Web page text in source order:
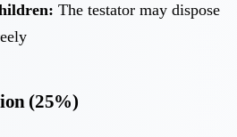
The testator may dispose
(25%)